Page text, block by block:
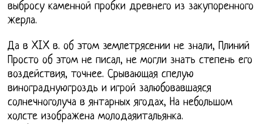
выбросу каменной пробки древнего из закупоренного
жерла.
Да в XIX в. об этом землетрясении не знали, Плиний
Просто об этом не писал, не могли знать степень его
воздействия, точнее. Срывающая спелую
винограднуюгроздь и игрой залюбовавшаяся
солнечноголуча в янтарных ягодах, На небольшом
холсте изображена молодаяитальянка.